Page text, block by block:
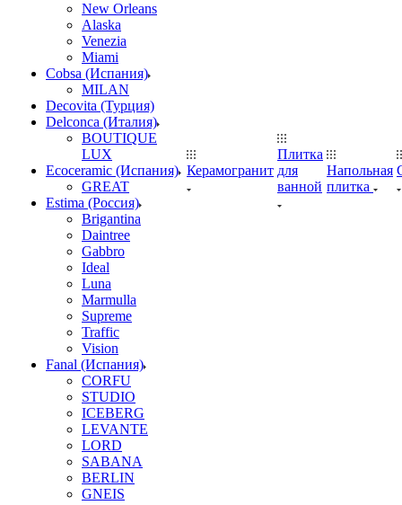
New Orleans
Alaska
Venezia
Miami
Cobsa (Испания)
MILAN
Decovita (Турция)
Delconca (Италия)
BOUTIQUE
LUX
Ecoceramic (Испания)
GREAT
Estima (Россия)
Brigantina
Daintree
Gabbro
Ideal
Luna
Marmulla
Supreme
Traffic
Vision
Fanal (Испания)
CORFU
STUDIO
ICEBERG
LEVANTE
LORD
SABANA
BERLIN
GNEIS
Керамогранит
Плитка
для
ванной
Напольная
плитка